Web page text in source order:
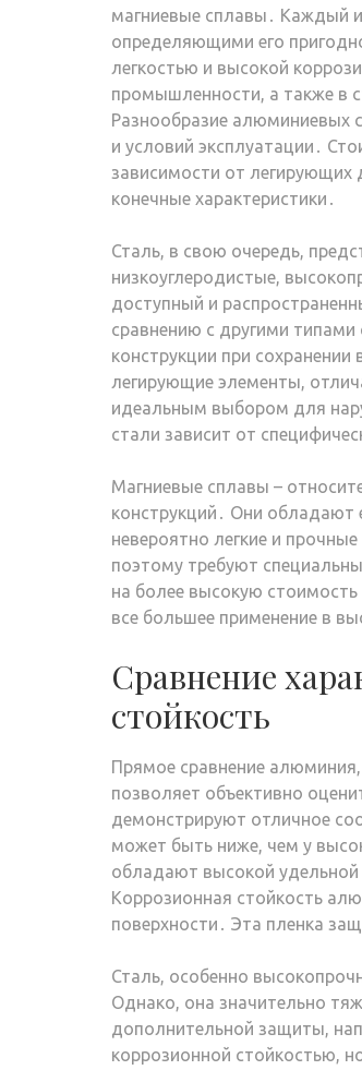
магниевые сплавы․ Каждый
определяющими его
легкостью и высокой
промышленности, а также в
Разнообразие алюминиевых
и условий эксплуатации․
зависимости от легирующих
конечные характеристики․
Сталь, в свою очередь,
низкоуглеродистые,
доступный и
сравнению с другими
конструкции при
легирующие элементы,
идеальным выбором для
стали зависит от
Магниевые сплавы –
конструкций․ Они
невероятно легкие и
поэтому требуют
на более высокую
все большее применение в
Сравнение
стойкость
Прямое сравнение
позволяет объективно
демонстрируют отличное
может быть ниже, чем у
обладают высокой удельной
Коррозионная стойкость
поверхности․ Эта пленка
Сталь, особенно
Однако, она значительно
дополнительной защиты,
коррозионной стойкостью,